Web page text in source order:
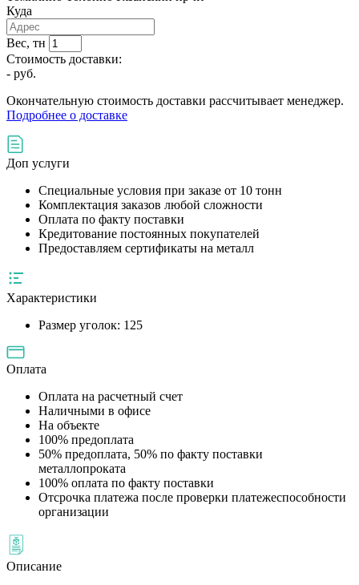
Куда
Вес, тн
Стоимость доставки:
- руб.
Окончательную стоимость доставки рассчитывает менеджер.
Подробнее о доставке
Доп услуги
Специальные условия при заказе от 10 тонн
Комплектация заказов любой сложности
Оплата по факту поставки
Кредитование постоянных покупателей
Предоставляем сертификаты на металл
Характеристики
Размер уголок: 125
Оплата
Оплата на расчетный счет
Наличными в офисе
На объекте
100% предоплата
50% предоплата, 50% по факту поставки
металлопроката
100% оплата по факту поставки
Отсрочка платежа после проверки платежеспособности
организации
Описание